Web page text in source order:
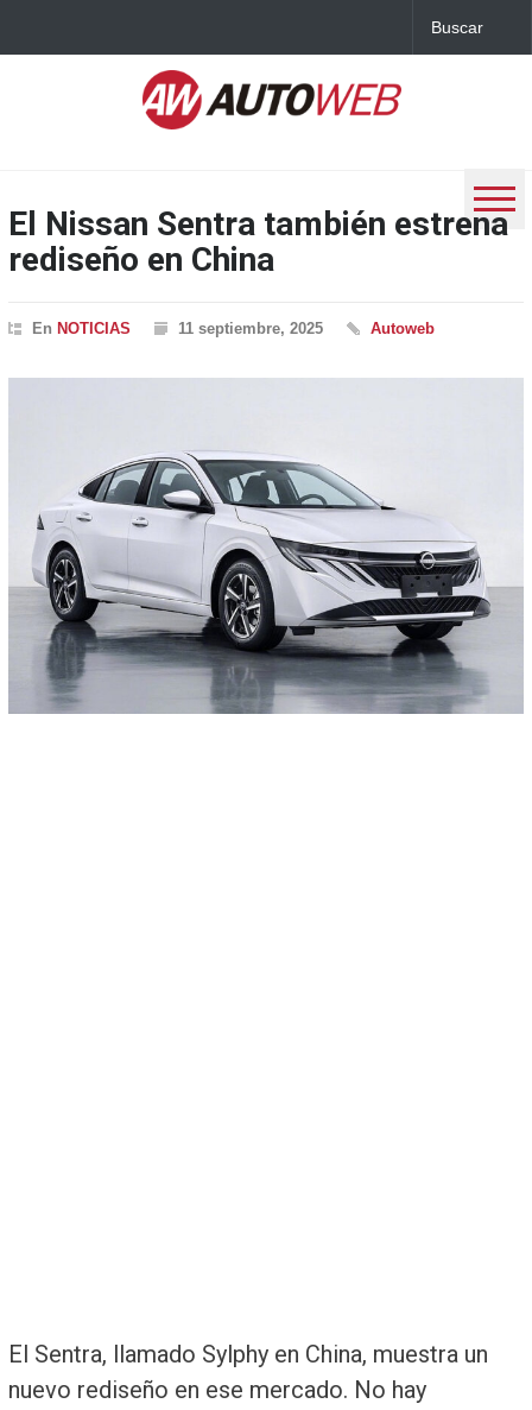
El Nissan Sentra también estrena
rediseño en China
En NOTICIAS 11 septiembre, 2025 Autoweb
El Sentra, llamado Sylphy en China, muestra un
nuevo rediseño en ese mercado. No hay